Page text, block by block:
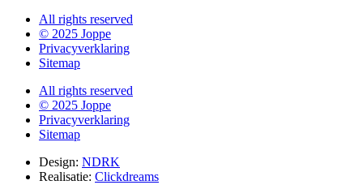
All rights reserved
© 2025 Joppe
Privacyverklaring
Sitemap
All rights reserved
© 2025 Joppe
Privacyverklaring
Sitemap
Design: NDRK
Realisatie: Clickdreams